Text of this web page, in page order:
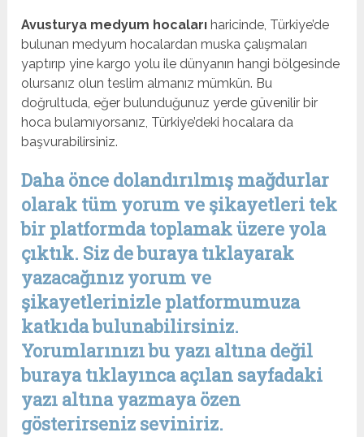
Avusturya medyum hocaları haricinde, Türkiye’de
bulunan medyum hocalardan muska çalışmaları
yaptırıp yine kargo yolu ile dünyanın hangi bölgesinde
olursanız olun teslim almanız mümkün. Bu
doğrultuda, eğer bulunduğunuz yerde güvenilir bir
hoca bulamıyorsanız, Türkiye’deki hocalara da
başvurabilirsiniz.
Daha önce dolandırılmış mağdurlar
olarak tüm yorum ve şikayetleri tek
bir platformda toplamak üzere yola
çıktık. Siz de buraya tıklayarak
yazacağınız yorum ve
şikayetlerinizle platformumuza
katkıda bulunabilirsiniz.
Yorumlarınızı bu yazı altına değil
buraya tıklayınca açılan sayfadaki
yazı altına yazmaya özen
gösterirseniz seviniriz.